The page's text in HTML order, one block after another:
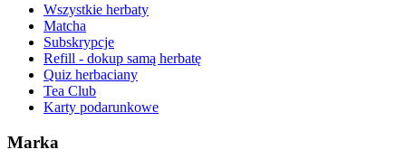
Wszystkie herbaty
Matcha
Subskrypcje
Refill - dokup samą herbatę
Quiz herbaciany
Tea Club
Karty podarunkowe
Marka